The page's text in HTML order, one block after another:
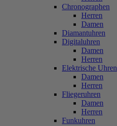
Chronographen
Herren
Damen
Diamantuhren
Digitaluhren
Damen
Herren
Elektrische Uhren
Damen
Herren
Fliegeruhren
Damen
Herren
Funkuhren